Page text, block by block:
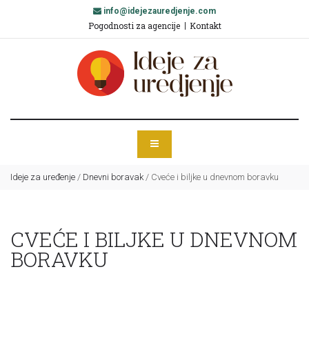
info@idejezauredjenje.com
Pogodnosti za agencije Kontakt
Ideje za uređenje / Dnevni boravak/ Cveće i biljke u dnevnom boravku
CVEĆE I BILJKE U DNEVNOM
BORAVKU